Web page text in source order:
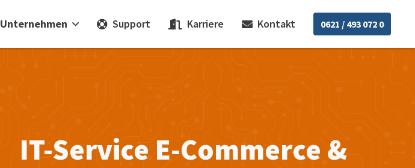
Unternehmen Support Karriere Kontakt 0621 / 493 072 0
IT-Service E-Commerce &